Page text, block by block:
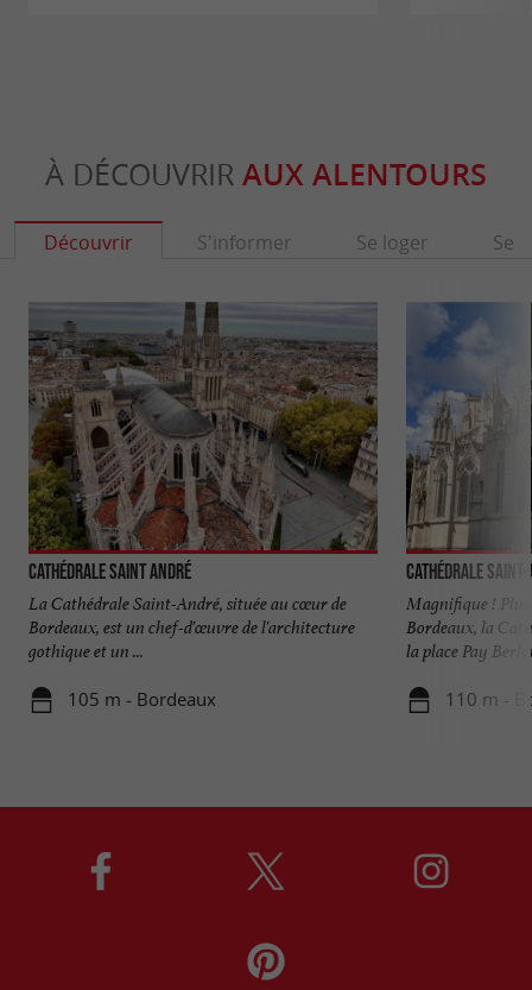
À DÉCOUVRIR AUX ALENTOURS
Découvrir S'informer Se loger Se
Cathédrale Saint André
La Cathédrale Saint-André, située au cœur de
Bordeaux, est un chef-d'œuvre de l'architecture
gothique et un ...
105 m - Bordeaux
Cathédrale
Magnifique !
Bordeaux, la
la place Pay
110 m -